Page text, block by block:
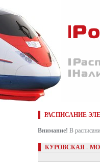
РАСПИСАНИЕ
Внимание! В
КУРОВСКАЯ -